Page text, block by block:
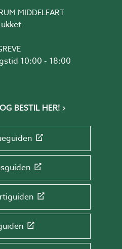
MIDDELFART
10:00 - 18:00
BESTIL HER!